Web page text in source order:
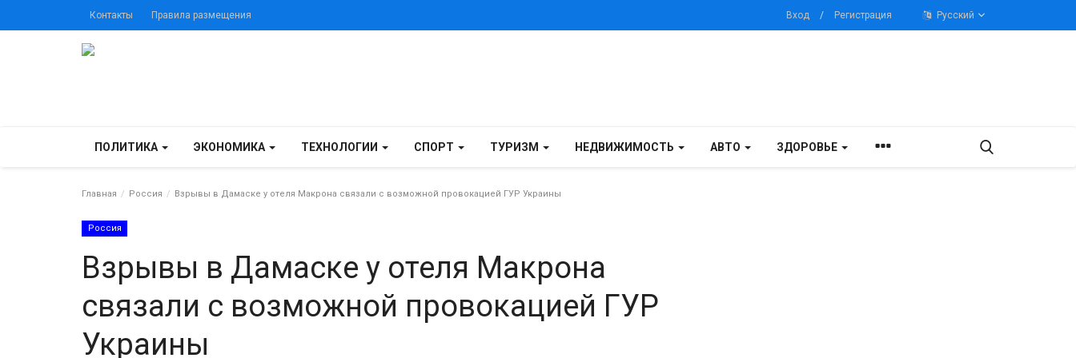
Контакты Правила размещения Вход / Регистрация Русский
ПОЛИТИКА ЭКОНОМИКА ТЕХНОЛОГИИ СПОРТ ТУРИЗМ НЕДВИЖИМОСТЬ АВТО ЗДОРОВЬЕ
Главная Россия Взрывы в Дамаске у отеля Макрона связали с возможной провокацией ГУР Украины
Россия
Взрывы в Дамаске у отеля Макрона
связали с возможной провокацией ГУР
Украины